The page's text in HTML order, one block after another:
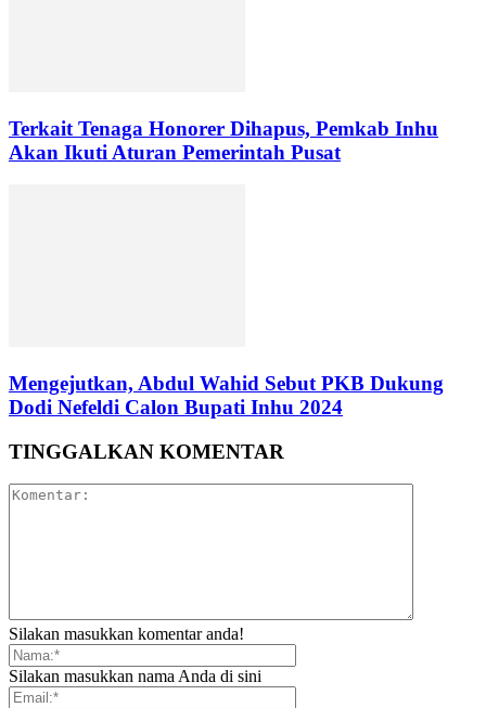
Terkait Tenaga Honorer Dihapus, Pemkab Inhu
Akan Ikuti Aturan Pemerintah Pusat
Mengejutkan, Abdul Wahid Sebut PKB Dukung
Dodi Nefeldi Calon Bupati Inhu 2024
TINGGALKAN KOMENTAR
Silakan masukkan komentar anda!
Silakan masukkan nama Anda di sini